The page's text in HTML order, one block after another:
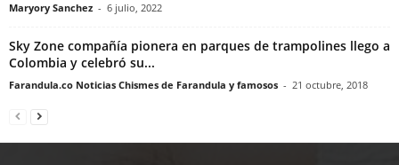
Maryory Sanchez - 6 julio, 2022
Sky Zone compañía pionera en parques de trampolines llego a
Colombia y celebró su...
Farandula.co Noticias Chismes de Farandula y famosos - 21 octubre, 2018